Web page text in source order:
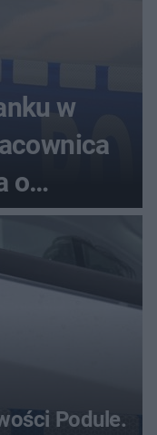
w
o
000 zł
Podule.